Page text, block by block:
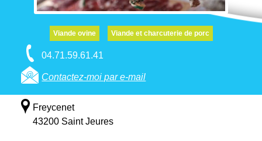
Viande ovine Viande et charcuterie de porc
04.71.59.61.41
Contactez-moi par e-mail
Freycenet
43200 Saint Jeures